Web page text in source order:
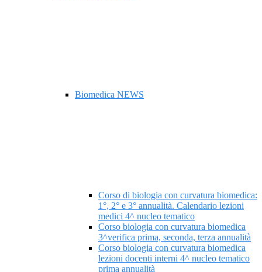
Biomedica NEWS
Corso di biologia con curvatura biomedica:
1°, 2° e 3° annualità. Calendario lezioni
medici 4^ nucleo tematico
Corso biologia con curvatura biomedica
3^verifica prima, seconda, terza annualità
Corso biologia con curvatura biomedica
lezioni docenti interni 4^ nucleo tematico
prima annualità